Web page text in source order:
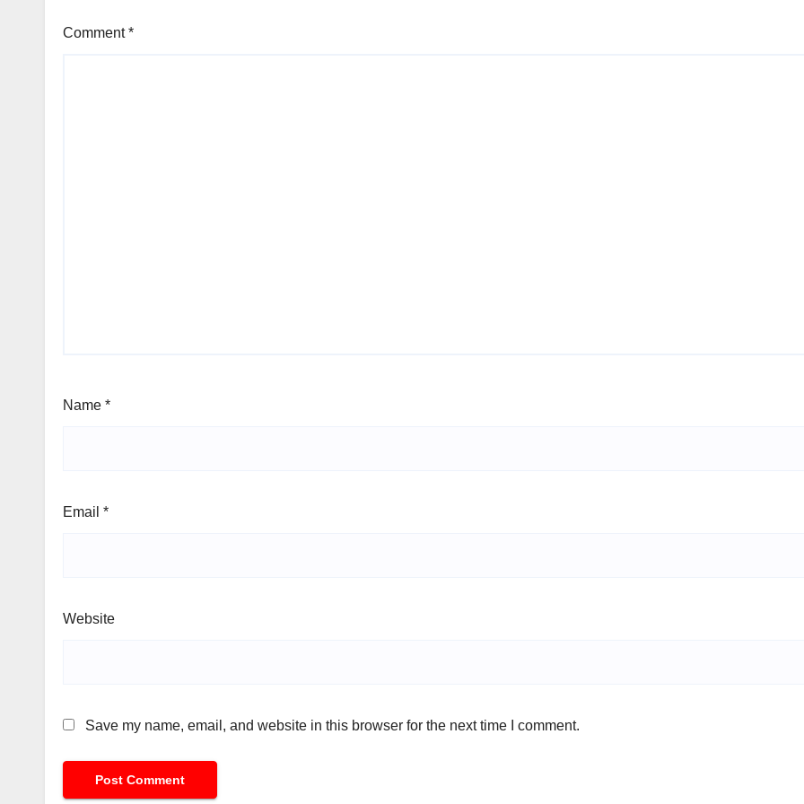
Comment*
Name *
Email *
Website
Save my name, email, and website in this browser for the next time I comment.